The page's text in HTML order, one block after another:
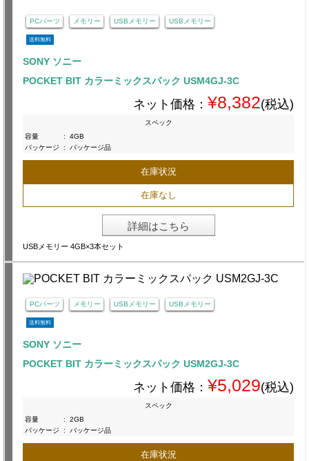
PCパーツ メモリー USBメモリー USBメモリー
送料無料
SONY ソニー
POCKET BIT カラーミックスパック USM4GJ-3C
ネット価格： ¥8,382(税込)
スペック
容量
:
4GB
パッケージ
: パッケージ品
在庫状況
在庫なし
詳細はこちら
USBメモリー 4GB×3本セット
PCパーツ メモリー USBメモリー USBメモリー
送料無料
SONY ソニー
POCKET BIT カラーミックスパック USM2GJ-3C
ネット価格： ¥5,029(税込)
スペック
容量
:
2GB
パッケージ
: パッケージ品
在庫状況